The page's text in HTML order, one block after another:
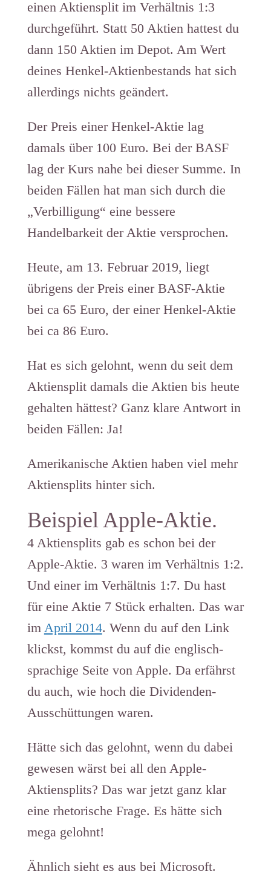
einen Aktiensplit im Verhältnis 1:3
durchgeführt. Statt 50 Aktien hattest du
dann 150 Aktien im Depot. Am Wert
deines Henkel-Aktienbestands hat sich
allerdings nichts geändert.
Der Preis einer Henkel-Aktie lag
damals über 100 Euro. Bei der BASF
lag der Kurs nahe bei dieser Summe. In
beiden Fällen hat man sich durch die
„Verbilligung“ eine bessere
Handelbarkeit der Aktie versprochen.
Heute, am 13. Februar 2019, liegt
übrigens der Preis einer BASF-Aktie
bei ca 65 Euro, der einer Henkel-Aktie
bei ca 86 Euro.
Hat es sich gelohnt, wenn du seit dem
Aktiensplit damals die Aktien bis heute
gehalten hättest? Ganz klare Antwort in
beiden Fällen: Ja!
Amerikanische Aktien haben viel mehr
Aktiensplits hinter sich.
Beispiel Apple-Aktie.
4 Aktiensplits gab es schon bei der
Apple-Aktie. 3 waren im Verhältnis 1:2.
Und einer im Verhältnis 1:7. Du hast
für eine Aktie 7 Stück erhalten. Das war
im April 2014. Wenn du auf den Link
klickst, kommst du auf die englisch-
sprachige Seite von Apple. Da erfährst
du auch, wie hoch die Dividenden-
Ausschüttungen waren.
Hätte sich das gelohnt, wenn du dabei
gewesen wärst bei all den Apple-
Aktiensplits? Das war jetzt ganz klar
eine rhetorische Frage. Es hätte sich
mega gelohnt!
Ähnlich sieht es aus bei Microsoft.